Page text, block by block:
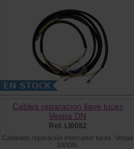
Cables reparacion llave luces
Vespa DN
Ref. LI0082
Cableado reparación interruptor luces. Vespa
200DN.